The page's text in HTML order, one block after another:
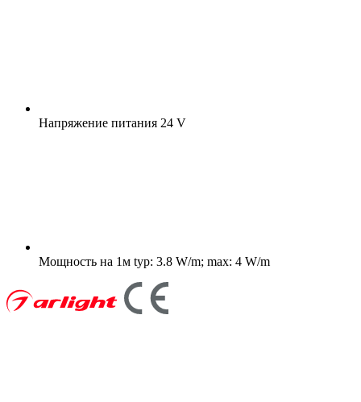
Напряжение питания 24 V
Мощность на 1м typ: 3.8 W/m; max: 4 W/m